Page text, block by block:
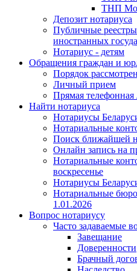
ТНП
Депозит нотариуса
Публичные
иностранных
Нотариус - детям
Обращения граждан и
Порядок
Личный прием
Прямая телефонная
Найти нотариуса
Нотариусы
Нотариальные
Поиск ближайшей
Онлайн запись на
Нотариальные
воскресенье
Нотариусы
Нотариальные
1.01.2026
Вопрос нотариусу
Часто задаваемые
Завещание
Доверенности
Брачный